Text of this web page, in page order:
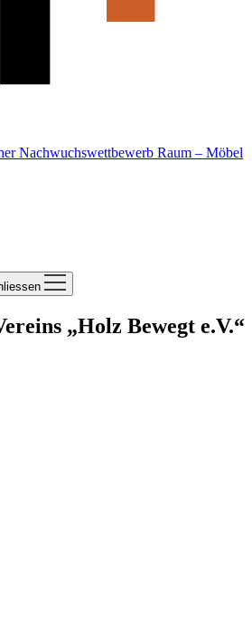
Nachwuchswettbewerb Raum – Möbel
„Holz Bewegt e.V.“